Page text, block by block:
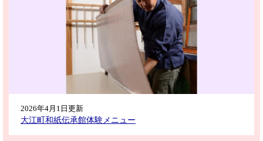
2026年4月1日更新
大江町和紙伝承館体験メニュー